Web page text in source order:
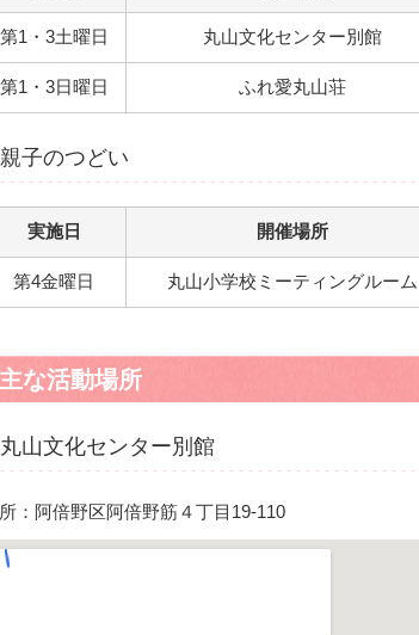
第1・3土曜日 丸山文化センター別館
第1・3日曜日 ふれ愛丸山荘
親子のつどい
実施日 開催場所
第4金曜日 丸山小学校ミーティングルーム
主な活動場所
丸山文化センター別館
：阿倍野区阿倍野筋４丁目19-110